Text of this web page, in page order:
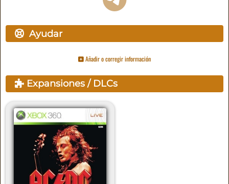
Ayudar
Añadir o corregir información
Expansiones / DLCs